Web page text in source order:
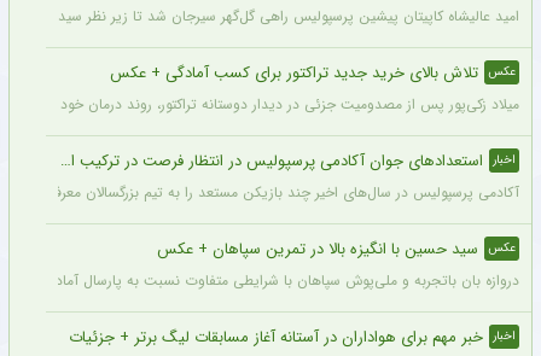
امید عالیشاه کاپیتان پیشین پرسپولیس راهی گل‌گهر سیرجان شد تا زیر نظر سیدمهدی
عکس تلاش بالای خرید جدید تراکتور برای کسب آمادگی + عکس
میلاد زکی‌پور پس از مصدومیت جزئی در دیدار دوستانه تراکتور، روند درمان خود را
اخبار استعدادهای جوان آکادمی پرسپولیس در انتظار فرصت در ترکیب اصلی
آکادمی پرسپولیس در سال‌های اخیر چند بازیکن مستعد را به تیم بزرگسالان معرفی
عکس سید حسین با انگیزه بالا در تمرین سپاهان + عکس
دروازه بان باتجربه و ملی‌پوش سپاهان با شرایطی متفاوت نسبت به پارسال آماده شروع
اخبار خبر مهم برای هواداران در آستانه آغاز مسابقات لیگ برتر + جزئیات